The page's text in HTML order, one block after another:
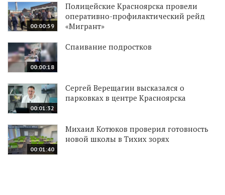
00:00:59
Полицейские Красноярска провели
оперативно-профилактический рейд
«Мигрант»
00:00:18
Спаивание подростков
00:01:32
Сергей Верещагин высказался о
парковках в центре Красноярска
00:01:40
Михаил Котюков проверил готовность
новой школы в Тихих зорях